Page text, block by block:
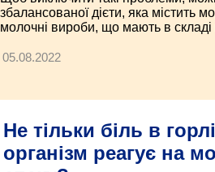
збалансованої дієти, яка містить
молочні вироби, що мають в складі
05.08.2022
Не тільки біль в
організм реагує на